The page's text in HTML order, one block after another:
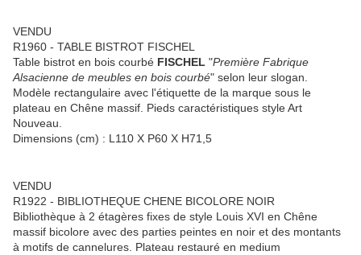
VENDU
R1960 - TABLE BISTROT FISCHEL
Table bistrot en bois courbé FISCHEL "Première Fabrique
Alsacienne de meubles en bois courbé" selon leur slogan.
Modèle rectangulaire avec l'étiquette de la marque sous le
plateau en Chêne massif. Pieds caractéristiques style Art
Nouveau.
Dimensions (cm) : L110 X P60 X H71,5
VENDU
R1922 - BIBLIOTHEQUE CHENE BICOLORE NOIR
Bibliothèque à 2 étagères fixes de style Louis XVI en Chêne
massif bicolore avec des parties peintes en noir et des montants
à motifs de cannelures. Plateau restauré en medium